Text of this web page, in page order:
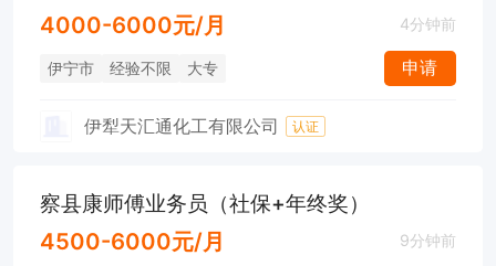
4000-6000元/月 4分钟前
伊宁市 经验不限 大专 申请
伊犁天汇通化工有限公司 认证
察县康师傅业务员（社保+年终奖）
4500-6000元/月 9分钟前